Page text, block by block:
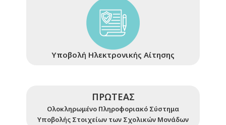
Υποβολή Ηλεκτρονικής Αίτησης
ΠΡΩΤΕΑΣ
Ολοκληρωμένο Πληροφοριακό Σύστημα
Υποβολής Στοιχείων των Σχολικών Μονάδων